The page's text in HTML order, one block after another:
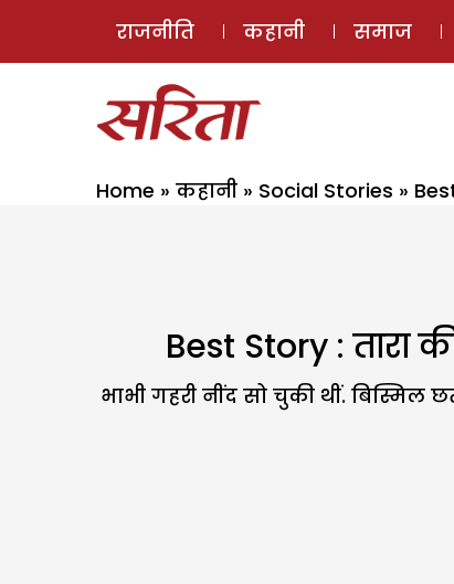
राजनीति कहानी समाज
Home » कहानी » Social Stories »
Best Story : तारा
भाभी गहरी नींद सो चुकी थीं. बिस्मिल